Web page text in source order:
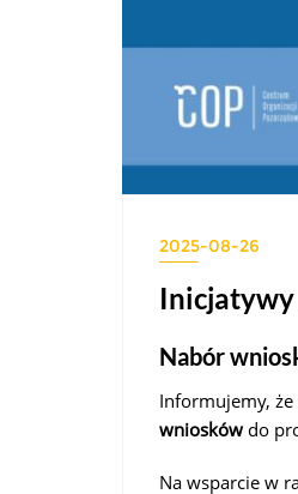
2025-08-26
Nabór
Informujemy,
wniosków do
Na wsparcie w